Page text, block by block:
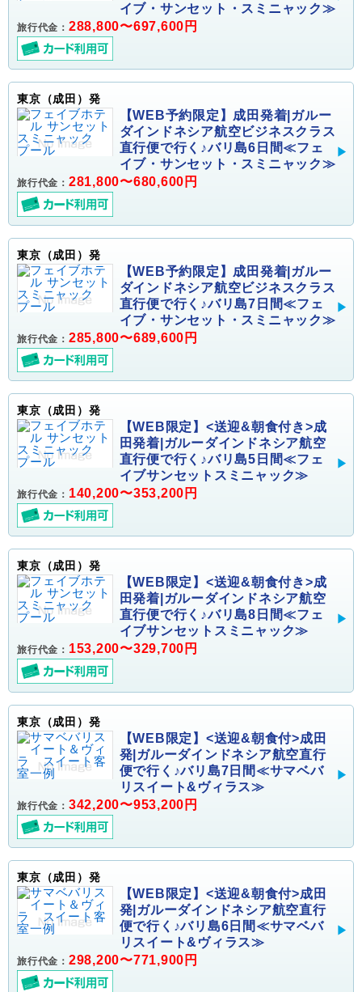
イブ・サンセット・スミニャック≫
旅行代金： 288,800〜697,600円
東京（成田）発
【WEB予約限定】成田発着|ガルー
ダインドネシア航空ビジネスクラス
直行便で行く♪バリ島6日間≪フェ
イブ・サンセット・スミニャック≫
旅行代金： 281,800〜680,600円
東京（成田）発
【WEB予約限定】成田発着|ガルー
ダインドネシア航空ビジネスクラス
直行便で行く♪バリ島7日間≪フェ
イブ・サンセット・スミニャック≫
旅行代金： 285,800〜689,600円
東京（成田）発
【WEB限定】<送迎&朝食付き>成
田発着|ガルーダインドネシア航空
直行便で行く♪バリ島5日間≪フェ
イブサンセットスミニャック≫
旅行代金： 140,200〜353,200円
東京（成田）発
【WEB限定】<送迎&朝食付き>成
田発着|ガルーダインドネシア航空
直行便で行く♪バリ島8日間≪フェ
イブサンセットスミニャック≫
旅行代金： 153,200〜329,700円
東京（成田）発
【WEB限定】<送迎&朝食付>成田
発|ガルーダインドネシア航空直行
便で行く♪バリ島7日間≪サマベバ
リスイート&ヴィラス≫
旅行代金： 342,200〜953,200円
東京（成田）発
【WEB限定】<送迎&朝食付>成田
発|ガルーダインドネシア航空直行
便で行く♪バリ島6日間≪サマベバ
リスイート&ヴィラス≫
旅行代金： 298,200〜771,900円